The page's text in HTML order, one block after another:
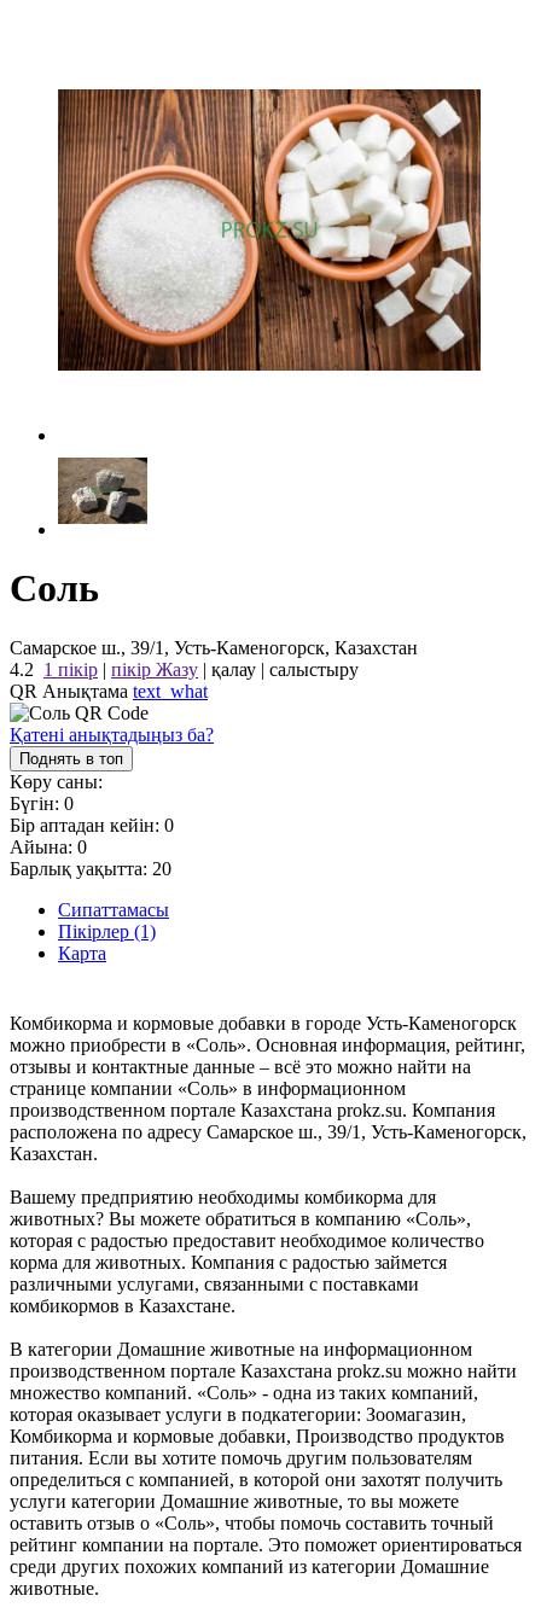
Соль
Самарское ш., 39/1, Усть-Каменогорск, Казахстан
4.2 1 пікір | пікір Жазу | қалау | салыстыру
QR Анықтама text_what
Қатені анықтадыңыз ба?
Поднять в топ
Көру саны:
Бүгін: 0
Бір аптадан кейін: 0
Айына: 0
Барлық уақытта: 20
Сипаттамасы
Пікірлер (1)
Карта
Комбикорма и кормовые добавки в городе Усть-Каменогорск
можно приобрести в «Соль». Основная информация, рейтинг,
отзывы и контактные данные – всё это можно найти на
странице компании «Соль» в информационном
производственном портале Казахстана prokz.su. Компания
расположена по адресу Самарское ш., 39/1, Усть-Каменогорск,
Казахстан.
Вашему предприятию необходимы комбикорма для
животных? Вы можете обратиться в компанию «Соль»,
которая с радостью предоставит необходимое количество
корма для животных. Компания с радостью займется
различными услугами, связанными с поставками
комбикормов в Казахстане.
В категории Домашние животные на информационном
производственном портале Казахстана prokz.su можно найти
множество компаний. «Соль» - одна из таких компаний,
которая оказывает услуги в подкатегории: Зоомагазин,
Комбикорма и кормовые добавки, Производство продуктов
питания. Если вы хотите помочь другим пользователям
определиться с компанией, в которой они захотят получить
услуги категории Домашние животные, то вы можете
оставить отзыв о «Соль», чтобы помочь составить точный
рейтинг компании на портале. Это поможет ориентироваться
среди других похожих компаний из категории Домашние
животные.